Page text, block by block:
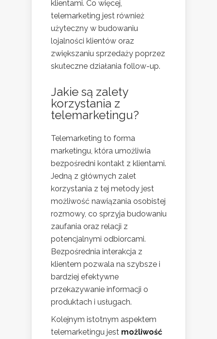
klientami. Co więcej,
telemarketing jest również
użyteczny w budowaniu
lojalności klientów oraz
zwiększaniu sprzedaży poprzez
skuteczne działania follow-up.
Jakie są zalety
korzystania z
telemarketingu?
Telemarketing to forma
marketingu, która umożliwia
bezpośredni kontakt z klientami.
Jedną z głównych zalet
korzystania z tej metody jest
możliwość nawiązania osobistej
rozmowy, co sprzyja budowaniu
zaufania oraz relacji z
potencjalnymi odbiorcami.
Bezpośrednia interakcja z
klientem pozwala na szybsze i
bardziej efektywne
przekazywanie informacji o
produktach i usługach.
Kolejnym istotnym aspektem
telemarketingu jest możliwość